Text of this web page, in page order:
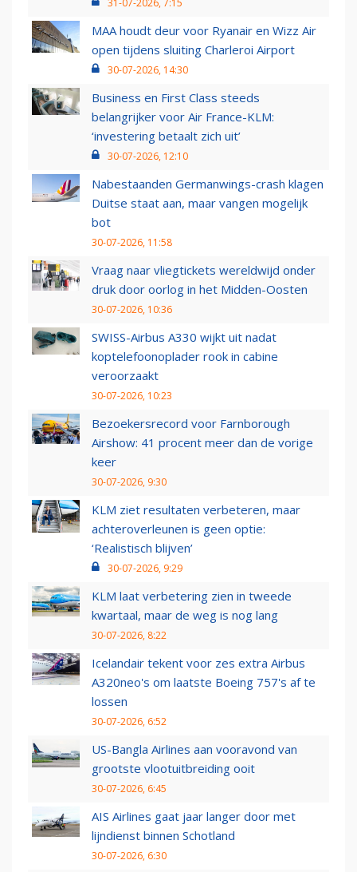
31-07-2026, 7:15
MAA houdt deur voor Ryanair en Wizz Air
open tijdens sluiting Charleroi Airport
30-07-2026, 14:30
Business en First Class steeds
belangrijker voor Air France-KLM:
‘investering betaalt zich uit’
30-07-2026, 12:10
Nabestaanden Germanwings-crash klagen
Duitse staat aan, maar vangen mogelijk
bot
30-07-2026, 11:58
Vraag naar vliegtickets wereldwijd onder
druk door oorlog in het Midden-Oosten
30-07-2026, 10:36
SWISS-Airbus A330 wijkt uit nadat
koptelefoonoplader rook in cabine
veroorzaakt
30-07-2026, 10:23
Bezoekersrecord voor Farnborough
Airshow: 41 procent meer dan de vorige
keer
30-07-2026, 9:30
KLM ziet resultaten verbeteren, maar
achteroverleunen is geen optie:
‘Realistisch blijven’
30-07-2026, 9:29
KLM laat verbetering zien in tweede
kwartaal, maar de weg is nog lang
30-07-2026, 8:22
Icelandair tekent voor zes extra Airbus
A320neo's om laatste Boeing 757's af te
lossen
30-07-2026, 6:52
US-Bangla Airlines aan vooravond van
grootste vlootuitbreiding ooit
30-07-2026, 6:45
AIS Airlines gaat jaar langer door met
lijndienst binnen Schotland
30-07-2026, 6:30